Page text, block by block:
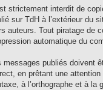
strictement interdit de
sur TdH à l’extérieur du
auteurs. Tout piratage de
automatique du
messages publiés doivent
en prêtant une
à l’orthographe et à la